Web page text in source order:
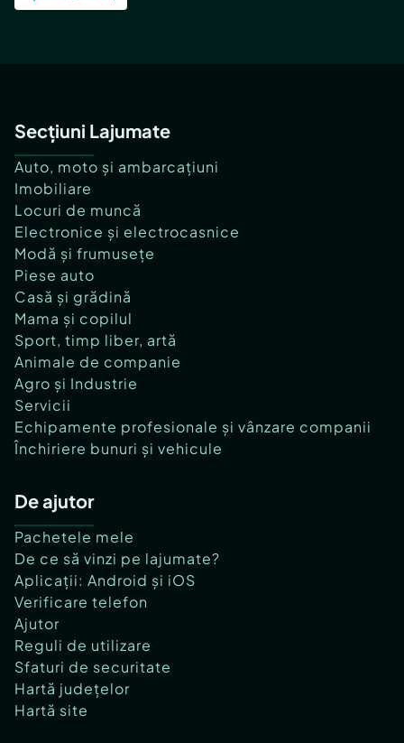
Secțiuni Lajumate
Auto, moto și ambarcațiuni
Imobiliare
Locuri de muncă
Electronice și electrocasnice
Modă și frumusețe
Piese auto
Casă și grădină
Mama și copilul
Sport, timp liber, artă
Animale de companie
Agro și Industrie
Servicii
Echipamente profesionale și vânzare companii
Închiriere bunuri și vehicule
De ajutor
Pachetele mele
De ce să vinzi pe lajumate?
Aplicații: Android și iOS
Verificare telefon
Ajutor
Reguli de utilizare
Sfaturi de securitate
Hartă județelor
Hartă site